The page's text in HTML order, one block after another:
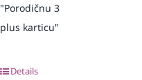
"Porodičnu 3
plus karticu"
Details